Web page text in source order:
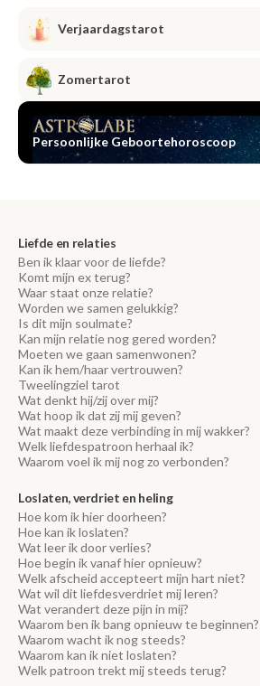
Verjaardagstarot
Zomertarot
Persoonlijke Geboortehoroscoop
Liefde en relaties
Ben ik klaar voor de liefde?
Komt mijn ex terug?
Waar staat onze relatie?
Worden we samen gelukkig?
Is dit mijn soulmate?
Kan mijn relatie nog gered worden?
Moeten we gaan samenwonen?
Kan ik hem/haar vertrouwen?
Tweelingziel tarot
Wat denkt hij/zij over mij?
Wat hoop ik dat zij mij geven?
Wat maakt deze verbinding in mij wakker?
Welk liefdespatroon herhaal ik?
Waarom voel ik mij nog zo verbonden?
Loslaten, verdriet en heling
Hoe kom ik hier doorheen?
Hoe kan ik loslaten?
Wat leer ik door verlies?
Hoe begin ik vanaf hier opnieuw?
Welk afscheid accepteert mijn hart niet?
Wat wil dit liefdesverdriet mij leren?
Wat verandert deze pijn in mij?
Waarom ben ik bang opnieuw te beginnen?
Waarom wacht ik nog steeds?
Waarom kan ik niet loslaten?
Welk patroon trekt mij steeds terug?